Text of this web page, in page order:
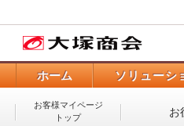
ホーム ソリューシ
お客様マイページ
トップ
お